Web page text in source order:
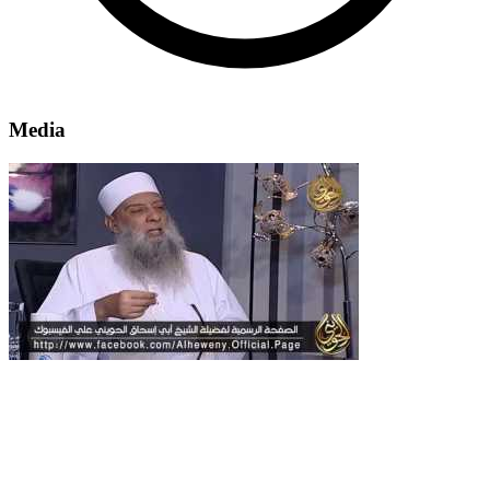
Media